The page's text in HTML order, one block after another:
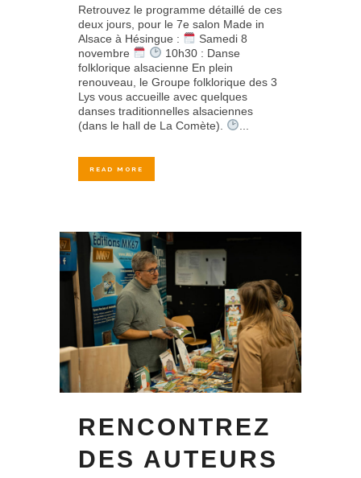
Retrouvez le programme détaillé de ces
deux jours, pour le 7e salon Made in
Alsace à Hésingue :
Samedi 8
novembre
10h30 : Danse
folklorique alsacienne En plein
renouveau, le Groupe folklorique des 3
Lys vous accueille avec quelques
danses traditionnelles alsaciennes
(dans le hall de La Comète).
READ MORE
RENCONTREZ
DES AUTEURS